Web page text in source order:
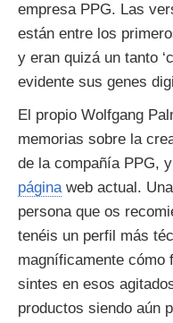
empresa PPG. Las
están entre los
y eran quizá un tanto
evidente sus genes
El propio Wolfgang
memorias sobre la
de la compañía PPG,
páginaweb actual.
persona que os
tenéis un perfil más
magníficamente cómo
sintes en esos
productos siendo aún